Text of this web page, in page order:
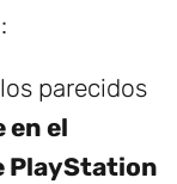
parecidos
en el
PlayStation